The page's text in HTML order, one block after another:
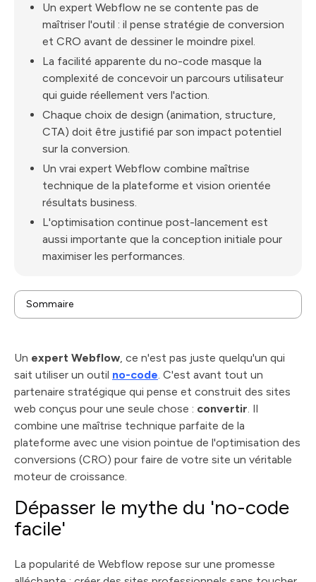
Un expert Webflow ne se contente pas de
maîtriser l'outil : il pense stratégie de conversion
et CRO avant de dessiner le moindre pixel.
La facilité apparente du no-code masque la
complexité de concevoir un parcours utilisateur
qui guide réellement vers l'action.
Chaque choix de design (animation, structure,
CTA) doit être justifié par son impact potentiel
sur la conversion.
Un vrai expert Webflow combine maîtrise
technique de la plateforme et vision orientée
résultats business.
L'optimisation continue post-lancement est
aussi importante que la conception initiale pour
maximiser les performances.
Sommaire
Ce qui définit un véritable expert Webflow
Comment choisir le bon partenaire Webflow
Comprendre le budget pour une expertise orientée
conversion
Les questions que vous vous posez sûrement
Un expert Webflow, ce n'est pas juste quelqu'un qui
sait utiliser un outil no-code. C'est avant tout un
partenaire stratégique qui pense et construit des sites
web conçus pour une seule chose : convertir. Il
combine une maîtrise technique parfaite de la
plateforme avec une vision pointue de l'optimisation des
conversions (CRO) pour faire de votre site un véritable
moteur de croissance.
Dépasser le mythe du 'no-code
facile'
La popularité de Webflow repose sur une promesse